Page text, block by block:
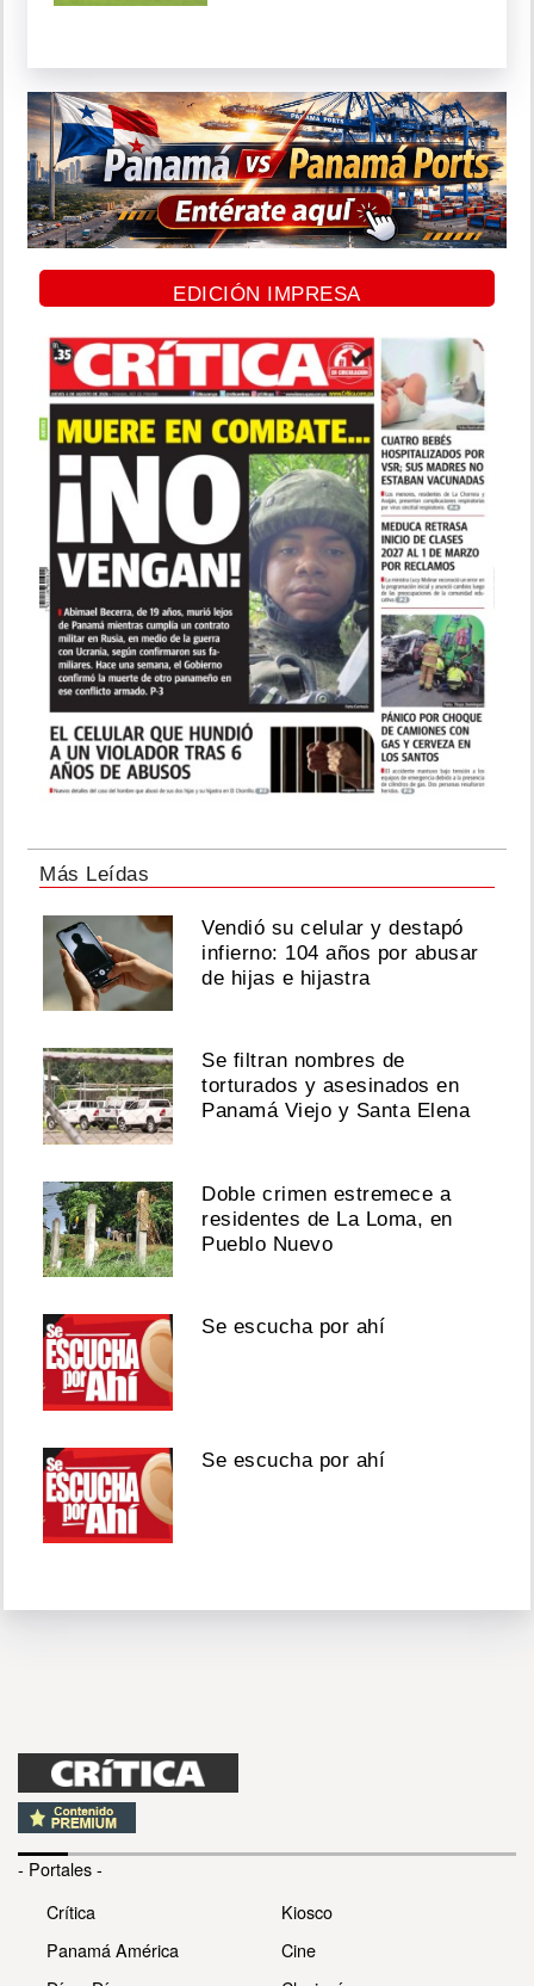
EDICIÓN IMPRESA
Más Leídas
Vendió su celular y destapó
infierno: 104 años por abusar
de hijas e hijastra
Se filtran nombres de
torturados y asesinados en
Panamá Viejo y Santa Elena
Doble crimen estremece a
residentes de La Loma, en
Pueblo Nuevo
Se escucha por ahí
Se escucha por ahí
- Portales -
Crítica
Panamá América
Kiosco
Cine